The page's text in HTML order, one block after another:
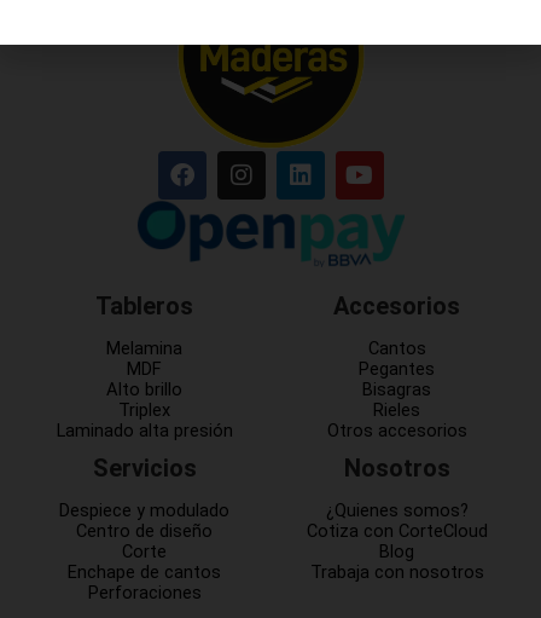
Tableros
Melamina
MDF
Alto brillo
Triplex
Laminado alta presión
Servicios
Despiece y modulado
Centro de diseño
Corte
Enchape de cantos
Perforaciones
Accesorios
Cantos
Pegantes
Bisagras
Rieles
Otros accesorios
Nosotros
¿Quienes somos?
Cotiza con CorteCloud
Blog
Trabaja con nosotros